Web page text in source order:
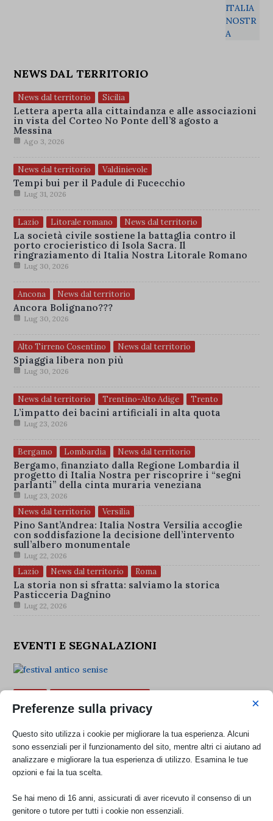
NEWS DAL TERRITORIO
News dal territorio Sicilia
Lettera aperta alla cittaindanza e alle associazioni
in vista del Corteo No Ponte dell’8 agosto a
Messina
Ago 3, 2026
News dal territorio Valdinievole
Tempi bui per il Padule di Fucecchio
Lug 31, 2026
Lazio Litorale romano News dal territorio
La società civile sostiene la battaglia contro il
porto crocieristico di Isola Sacra. Il
ringraziamento di Italia Nostra Litorale Romano
Lug 30, 2026
Ancona News dal territorio
Ancora Bolignano???
Lug 30, 2026
Alto Tirreno Cosentino News dal territorio
Spiaggia libera non più
Lug 30, 2026
News dal territorio Trentino-Alto Adige Trento
L’impatto dei bacini artificiali in alta quota
Lug 23, 2026
Bergamo Lombardia News dal territorio
Bergamo, finanziato dalla Regione Lombardia il
progetto di Italia Nostra per riscoprire i “segni
parlanti” della cinta muraria veneziana
Lug 23, 2026
News dal territorio Versilia
Pino Sant’Andrea: Italia Nostra Versilia accoglie
con soddisfazione la decisione dell’intervento
sull’albero monumentale
Lug 22, 2026
Lazio News dal territorio Roma
La storia non si sfratta: salviamo la storica
Pasticceria Dagnino
Lug 22, 2026
EVENTI E SEGNALAZIONI
La storia torna a vivere: il cuore dell’Antico Mercato
Ago 6, 2026
Preferenze sulla privacy ×
Questo sito utilizza i cookie per migliorare la tua esperienza. Alcuni
sono essenziali per il funzionamento del sito, mentre altri ci aiutano ad
analizzare e migliorare la tua esperienza di utilizzo. Esamina le tue
opzioni e fai la tua scelta.
Se hai meno di 16 anni, assicurati di aver ricevuto il consenso di un
genitore o tutore per tutti i cookie non essenziali.